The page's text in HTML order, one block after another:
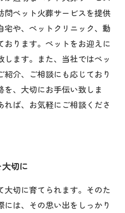
問ペット火葬サービスを提供
宅や、ペットクリニック、動
ります。ペットをお迎えに
ます。また、当社ではペッ
紹介、ご相談にも応じており
を、大切にお手伝い致しま
ば、お気軽にご相談くださ
切に
切に育てられます。そのた
は、その思い出をしっかり